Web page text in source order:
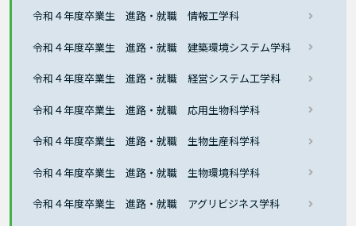
令和４年度卒業生 進路・就職 情報工学科
令和４年度卒業生 進路・就職 建築環境システム学科
令和４年度卒業生 進路・就職 経営システム工学科
令和４年度卒業生 進路・就職 応用生物科学科
令和４年度卒業生 進路・就職 生物生産科学科
令和４年度卒業生 進路・就職 生物環境科学科
令和４年度卒業生 進路・就職 アグリビジネス学科